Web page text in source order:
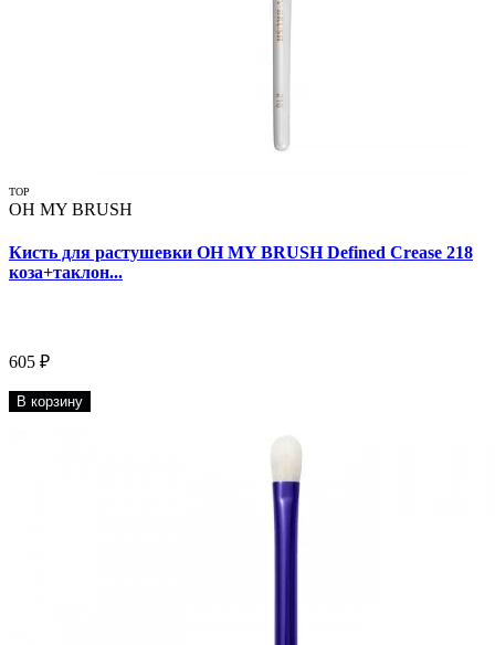
TOP
OH MY BRUSH
Кисть для растушевки OH MY BRUSH Defined Crease 218
коза+таклон...
605 ₽
В корзину